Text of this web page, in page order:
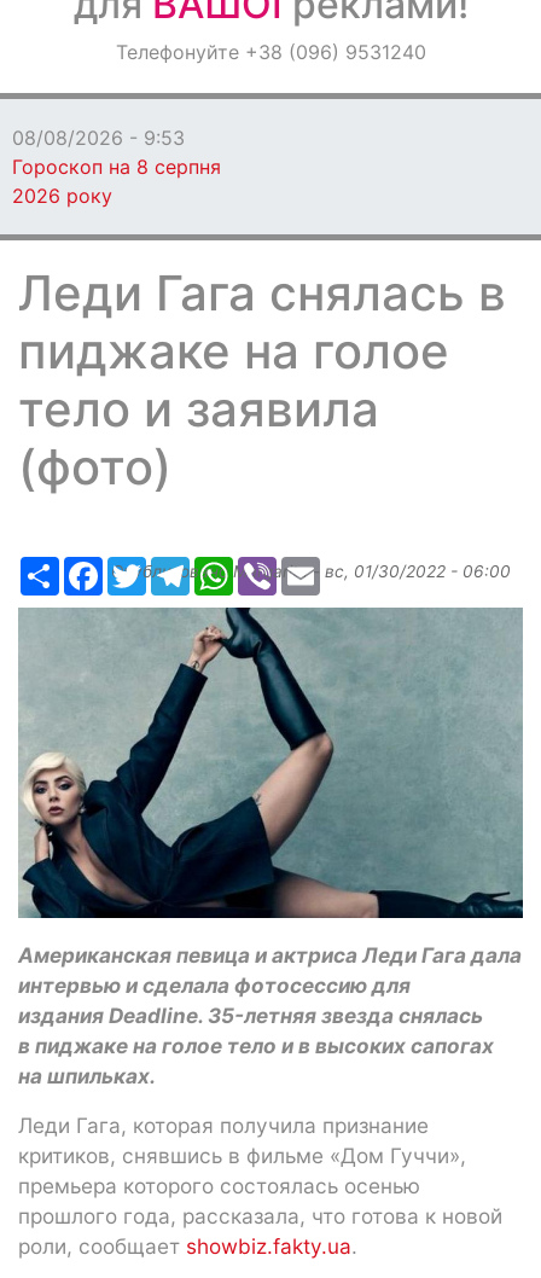
ОголошенняТелефонуйте +38 (096) 9531240
08/08/2026 - 9:53
Гороскоп на 8 серпня
2026 року
Леди Гага снялась в
пиджаке на голое
тело и заявила
(фото)
РесурсFacebook
TwitterTelegramWhatsApp
Viber Email
Опубликовано Margarita- вс, 01/30/2022 - 06:00
Американская певица и актриса Леди Гага дала
интервью и сделала фотосессию для
издания Deadline. 35-летняя звезда снялась
в пиджаке на голое тело и в высоких сапогах
на шпильках.
Леди Гага, которая получила признание
критиков, снявшись в фильме «Дом Гуччи»,
премьера которого состоялась осенью
прошлого года, рассказала, что готова к новой
роли, сообщает showbiz.fakty.ua.